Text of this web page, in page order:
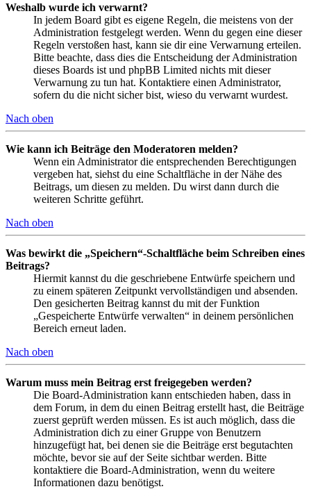
Weshalb wurde ich verwarnt?
In jedem Board gibt es eigene Regeln, die meistens von der
Administration festgelegt werden. Wenn du gegen eine dieser
Regeln verstoßen hast, kann sie dir eine Verwarnung erteilen.
Bitte beachte, dass dies die Entscheidung der Administration
dieses Boards ist und phpBB Limited nichts mit dieser
Verwarnung zu tun hat. Kontaktiere einen Administrator,
sofern du die nicht sicher bist, wieso du verwarnt wurdest.
Nach oben
Wie kann ich Beiträge den Moderatoren melden?
Wenn ein Administrator die entsprechenden Berechtigungen
vergeben hat, siehst du eine Schaltfläche in der Nähe des
Beitrags, um diesen zu melden. Du wirst dann durch die
weiteren Schritte geführt.
Nach oben
Was bewirkt die „Speichern“-Schaltfläche beim Schreiben eines
Beitrags?
Hiermit kannst du die geschriebene Entwürfe speichern und
zu einem späteren Zeitpunkt vervollständigen und absenden.
Den gesicherten Beitrag kannst du mit der Funktion
„Gespeicherte Entwürfe verwalten“ in deinem persönlichen
Bereich erneut laden.
Nach oben
Warum muss mein Beitrag erst freigegeben werden?
Die Board-Administration kann entschieden haben, dass in
dem Forum, in dem du einen Beitrag erstellt hast, die Beiträge
zuerst geprüft werden müssen. Es ist auch möglich, dass die
Administration dich zu einer Gruppe von Benutzern
hinzugefügt hat, bei denen sie die Beiträge erst begutachten
möchte, bevor sie auf der Seite sichtbar werden. Bitte
kontaktiere die Board-Administration, wenn du weitere
Informationen dazu benötigst.